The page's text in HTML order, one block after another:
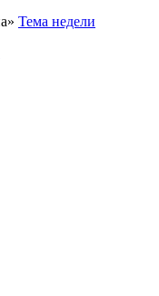
Тема недели